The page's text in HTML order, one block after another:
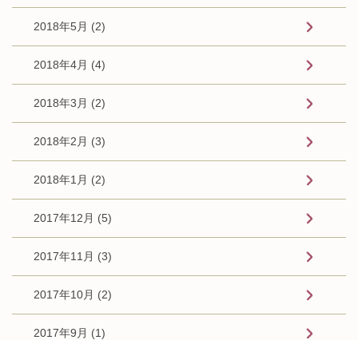
2018年5月 (2)
2018年4月 (4)
2018年3月 (2)
2018年2月 (3)
2018年1月 (2)
2017年12月 (5)
2017年11月 (3)
2017年10月 (2)
2017年9月 (1)